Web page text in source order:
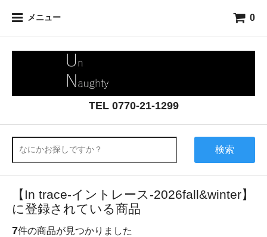
メニュー 0
TEL 0770-21-1299
検索
【In trace-イントレース-2026fall&winter】
に登録されている商品
7件の商品が見つかりました